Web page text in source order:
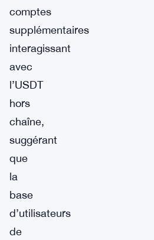
comptes
supplémentaires
interagissant
avec
l’USDT
hors
chaîne,
suggérant
que
la
base
d’utilisateurs
de